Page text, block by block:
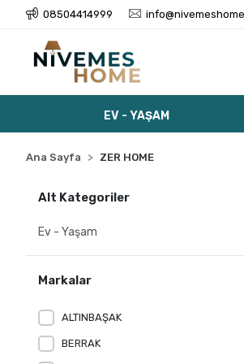
08504414999
EV - YAŞAM
Ana Sayfa ZER HOME
Alt Kategoriler
Ev - Yaşam
Markalar
ALTINBAŞAK
BERRAK